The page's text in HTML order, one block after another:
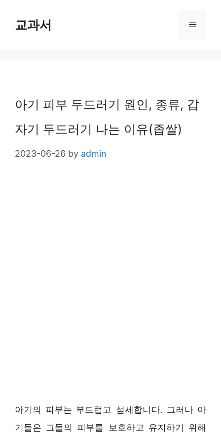
교과서 Menu
아기 피부 두드러기 원인, 종류, 갑
자기 두드러기 나는 이유(좁쌀)
2023-06-26 by admin
아기의 피부는 부드럽고 섬세합니다. 그러나 아
기들은 그들의 피부를 보호하고 유지하기 위해